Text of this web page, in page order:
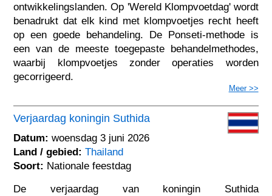
ontwikkelingslanden. Op 'Wereld Klompvoetdag' wordt
benadrukt dat elk kind met klompvoetjes recht heeft
op een goede behandeling. De Ponseti-methode is
een van de meeste toegepaste behandelmethodes,
waarbij klompvoetjes zonder operaties worden
gecorrigeerd.
Meer >>
Verjaardag koningin Suthida
Datum: woensdag 3 juni 2026
Land / gebied: Thailand
Soort: Nationale feestdag
De verjaardag van koningin Suthida